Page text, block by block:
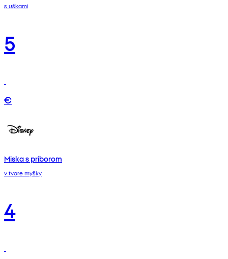
s uškami
5
€
Miska s príborom
v tvare myšky
4